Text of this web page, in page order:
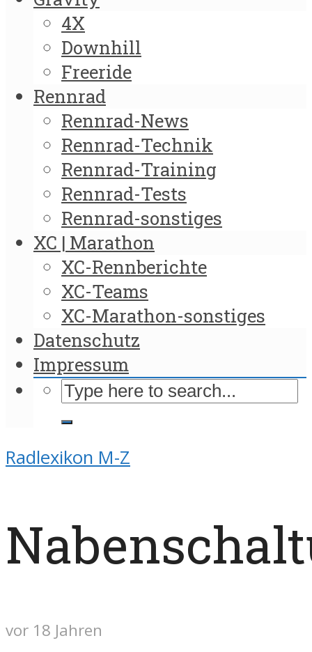
4X
Downhill
Freeride
Rennrad
Rennrad-News
Rennrad-Technik
Rennrad-Training
Rennrad-Tests
Rennrad-sonstiges
XC | Marathon
XC-Rennberichte
XC-Teams
XC-Marathon-sonstiges
Datenschutz
Impressum
Radlexikon M-Z
vor 18 Jahren